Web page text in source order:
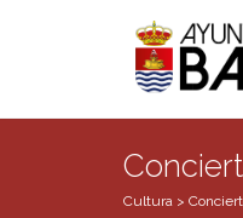
Cultura >